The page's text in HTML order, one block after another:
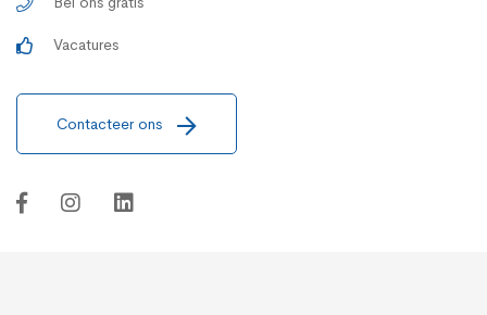
Vacatures
Contacteer ons